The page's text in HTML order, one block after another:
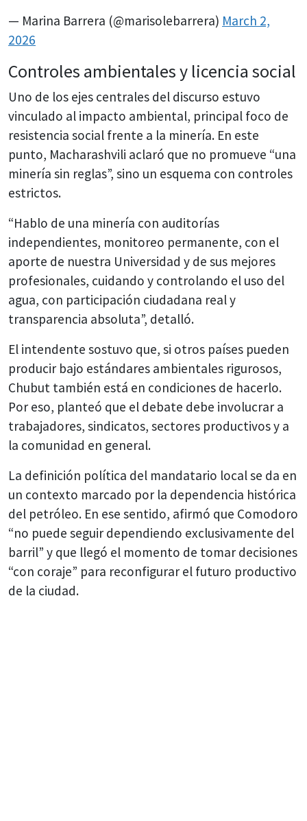
— Marina Barrera (@marisolebarrera) March 2,
2026
Controles ambientales y licencia social
Uno de los ejes centrales del discurso estuvo
vinculado al impacto ambiental, principal foco de
resistencia social frente a la minería. En este
punto, Macharashvili aclaró que no promueve “una
minería sin reglas”, sino un esquema con controles
estrictos.
“Hablo de una minería con auditorías
independientes, monitoreo permanente, con el
aporte de nuestra Universidad y de sus mejores
profesionales, cuidando y controlando el uso del
agua, con participación ciudadana real y
transparencia absoluta”, detalló.
El intendente sostuvo que, si otros países pueden
producir bajo estándares ambientales rigurosos,
Chubut también está en condiciones de hacerlo.
Por eso, planteó que el debate debe involucrar a
trabajadores, sindicatos, sectores productivos y a
la comunidad en general.
La definición política del mandatario local se da en
un contexto marcado por la dependencia histórica
del petróleo. En ese sentido, afirmó que Comodoro
“no puede seguir dependiendo exclusivamente del
barril” y que llegó el momento de tomar decisiones
“con coraje” para reconfigurar el futuro productivo
de la ciudad.